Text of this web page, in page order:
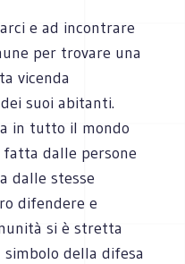
e ad incontrare
per trovare una
vicenda
suoi abitanti.
in tutto il mondo
dalle persone
dalle stesse
difendere e
si è stretta
della difesa